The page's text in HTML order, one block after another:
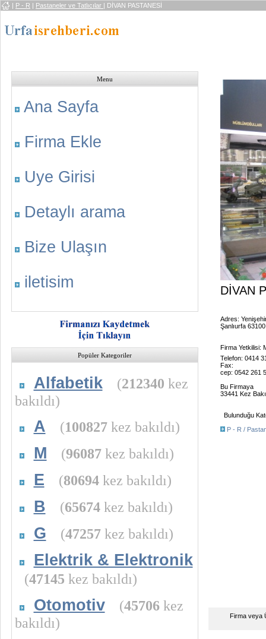
| P - R | Pastaneler ve Tatlıcılar | DİVAN PASTANESİ
Menu
Ana Sayfa
Firma Ekle
Uye Girisi
Detaylı arama
Bize Ulaşın
iletisim
Popüler Kategoriler
Alfabetik (212340 kez
bakıldı)
A (100827kez bakıldı)
M (96087kez bakıldı)
E (80694kez bakıldı)
B (65674kez bakıldı)
G (47257kez bakıldı)
Elektrik & Elektronik
(47145 kez bakıldı)
Otomotiv (45706 kez
bakıldı)
DİVAN
Adres:
Şanlıurfa 63100
Firma Yetkilisi:
Telefon: 0414
Fax:
cep: 0542 261
Bu Firmaya
33441 Kez
Bulunduğu
P - R /
Firma veya